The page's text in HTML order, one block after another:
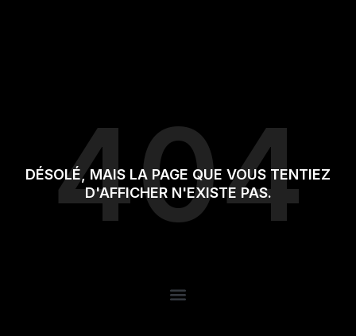
404
DÉSOLÉ, MAIS LA PAGE QUE VOUS TENTIEZ
D'AFFICHER N'EXISTE PAS.